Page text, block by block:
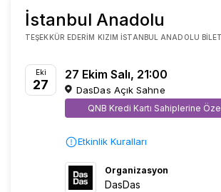
İstanbul Anadolu
TEŞEKKÜR EDERIM KIZIM İSTANBUL ANADOLU
Eki
27
27 Ekim Salı, 21:00
DasDas Açık Sahne
QNB Kredi Kartı Sahiplerine
Etkinlik Kuralları
Organizasyon
DasDas